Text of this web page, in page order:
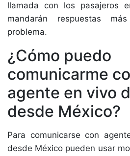
llamada con los pasajeros
mandarán respuestas
problema.
¿Cómo puedo
comunicarme
agente en vivo
desde México?
Para comunicarse con
desde México pueden usar